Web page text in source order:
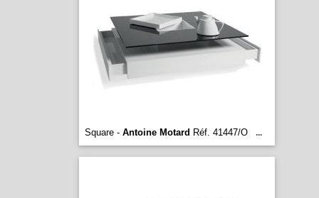
Square - Antoine Motard Réf. 41447/O ...